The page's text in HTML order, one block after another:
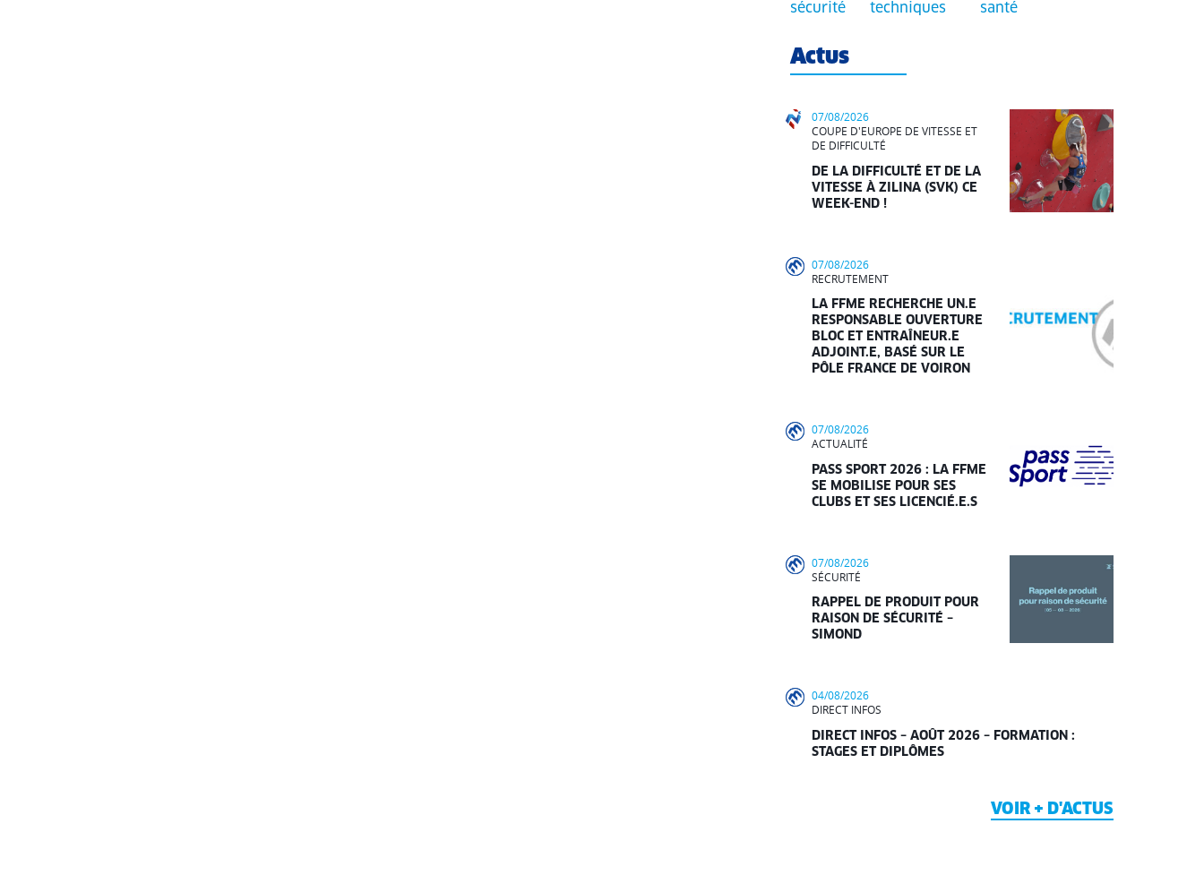
sécurité
techniques
santé
Actus
07/08/2026
COUPE D'EUROPE DE VITESSE ET
DE DIFFICULTÉ
DE LA DIFFICULTÉ ET DE LA
VITESSE À ZILINA (SVK) CE
WEEK-END !
07/08/2026
RECRUTEMENT
LA FFME RECHERCHE UN.E
RESPONSABLE OUVERTURE
BLOC ET ENTRAÎNEUR.E
ADJOINT.E, BASÉ SUR LE
PÔLE FRANCE DE VOIRON
07/08/2026
ACTUALITÉ
PASS SPORT 2026 : LA FFME
SE MOBILISE POUR SES
CLUBS ET SES LICENCIÉ.E.S
07/08/2026
SÉCURITÉ
RAPPEL DE PRODUIT POUR
RAISON DE SÉCURITÉ –
SIMOND
04/08/2026
DIRECT INFOS
DIRECT INFOS – AOÛT 2026 – FORMATION :
STAGES ET DIPLÔMES
VOIR + D'ACTUS